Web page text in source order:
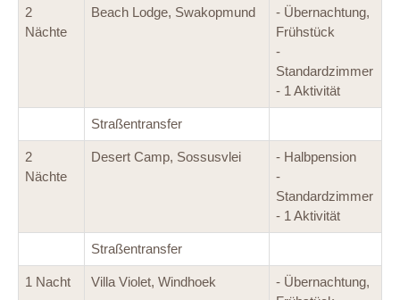
2
Nächte
Beach Lodge, Swakopmund
- Übernachtung,
Frühstück
-
Standardzimmer
- 1 Aktivität
Straßentransfer
2
Nächte
Desert Camp, Sossusvlei
- Halbpension
-
Standardzimmer
- 1 Aktivität
Straßentransfer
1 Nacht Villa Violet, Windhoek
- Übernachtung,